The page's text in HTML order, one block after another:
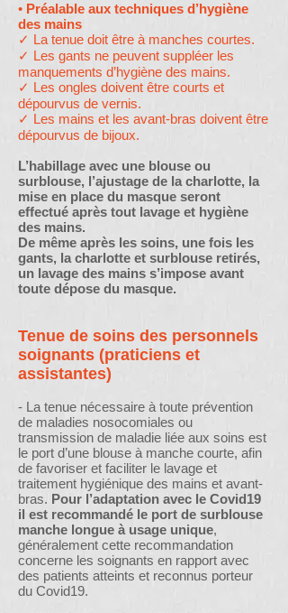
• Préalable aux techniques d’hygiène
des mains
✓ La tenue doit être à manches courtes.
✓ Les gants ne peuvent suppléer les
manquements d’hygiène des mains.
✓ Les ongles doivent être courts et
dépourvus de vernis.
✓ Les mains et les avant-bras doivent être
dépourvus de bijoux.
L’habillage avec une blouse ou
surblouse, l’ajustage de la charlotte, la
mise en place du masque seront
effectué après tout lavage et hygiène
des mains.
De même après les soins, une fois les
gants, la charlotte et surblouse retirés,
un lavage des mains s’impose avant
toute dépose du masque.
Tenue de soins des personnels
soignants (praticiens et
assistantes)
- La tenue nécessaire à toute prévention
de maladies nosocomiales ou
transmission de maladie liée aux soins est
le port d’une blouse à manche courte, afin
de favoriser et faciliter le lavage et
traitement hygiénique des mains et avant-
bras. Pour l’adaptation avec le Covid19
il est recommandé le port de surblouse
manche longue à usage unique,
généralement cette recommandation
concerne les soignants en rapport avec
des patients atteints et reconnus porteur
du Covid19.